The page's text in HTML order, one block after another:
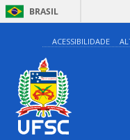
BRASIL
ACESSIBILIDADE